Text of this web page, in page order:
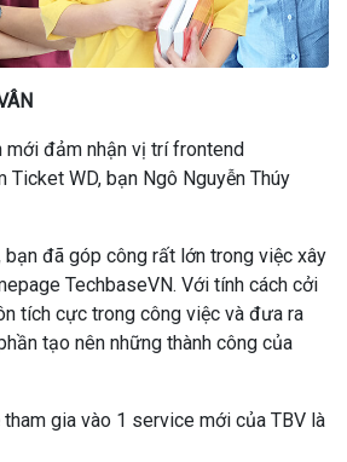
mới đảm nhận vị trí frontend
WD, bạn Ngô Nguyễn Thúy
bạn đã góp công rất lớn trong việc xây
TechbaseVN. Với tính cách cởi
tích cực trong công việc và đưa ra
tạo nên những thành công của
gia vào 1 service mới của TBV là